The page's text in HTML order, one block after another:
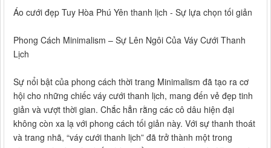
Áo cưới đẹp Tuy Hòa Phú Yên thanh lịch - Sự lựa chọn tối giản
Phong Cách Minimalism – Sự Lên Ngôi Của Váy Cưới Thanh
Lịch
Sự nổi bật của phong cách thời trang Minimalism đã tạo ra cơ
hội cho những chiếc váy cưới thanh lịch, mang đến vẻ đẹp tinh
giản và vượt thời gian. Chắc hẳn rằng các cô dâu hiện đại
không còn xa lạ với phong cách tối giản này. Với sự thanh thoát
và trang nhã, “váy cưới thanh lịch” đã trở thành một trong